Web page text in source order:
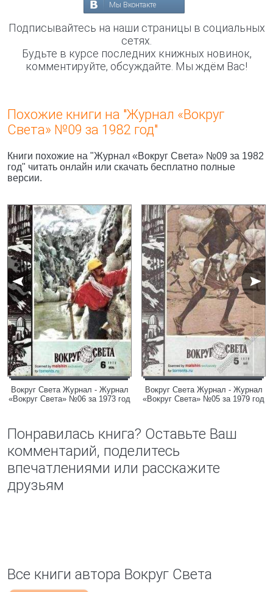
Мы Вконтакте
Подписывайтесь на наши страницы в социальных
сетях.
Будьте в курсе последних книжных новинок,
комментируйте, обсуждайте. Мы ждём Вас!
Похожие книги на "Журнал «Вокруг
Света» №09 за 1982 год"
Книги похожие на "Журнал «Вокруг Света» №09 за 1982
год" читать онлайн или скачать бесплатно полные
версии.
Вокруг Света Журнал - Журнал
«Вокруг Света» №06 за 1973 год
Вокруг Света Журнал - Журнал
«Вокруг Света» №05 за 1979 год
Понравилась книга? Оставьте Ваш
комментарий, поделитесь
впечатлениями или расскажите
друзьям
Все книги автора Вокруг Света